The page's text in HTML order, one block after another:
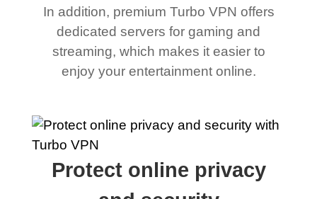
In addition, premium Turbo VPN offers
dedicated servers for gaming and
streaming, which makes it easier to
enjoy your entertainment online.
Protect online privacy